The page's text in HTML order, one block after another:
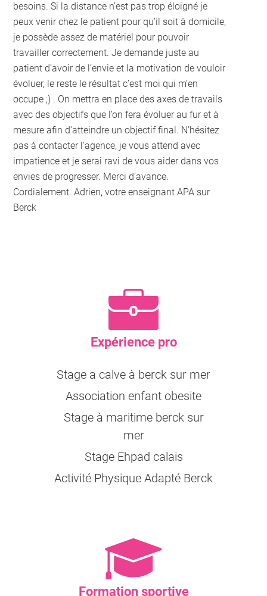
besoins. Si la distance n’est pas trop éloigné je
peux venir chez le patient pour qu’il soit à domicile,
je possède assez de matériel pour pouvoir
travailler correctement. Je demande juste au
patient d’avoir de l’envie et la motivation de vouloir
évoluer, le reste le résultat c’est moi qui m’en
occupe ;) . On mettra en place des axes de travails
avec des objectifs que l’on fera évoluer au fur et à
mesure afin d’atteindre un objectif final. N’hésitez
pas à contacter l'agence, je vous attend avec
impatience et je serai ravi de vous aider dans vos
envies de progresser. Merci d’avance.
Cordialement. Adrien, votre enseignant APA sur
Berck
Expérience pro
Stage a calve à berck sur mer
Association enfant obesite
Stage à maritime berck sur
mer
Stage Ehpad calais
Activité Physique Adapté Berck
Formation sportive